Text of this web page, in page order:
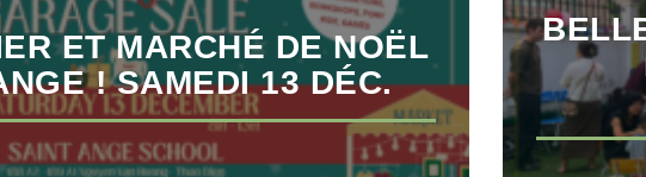
ET MARCHÉ DE NOËL
! SAMEDI 13 DÉC.